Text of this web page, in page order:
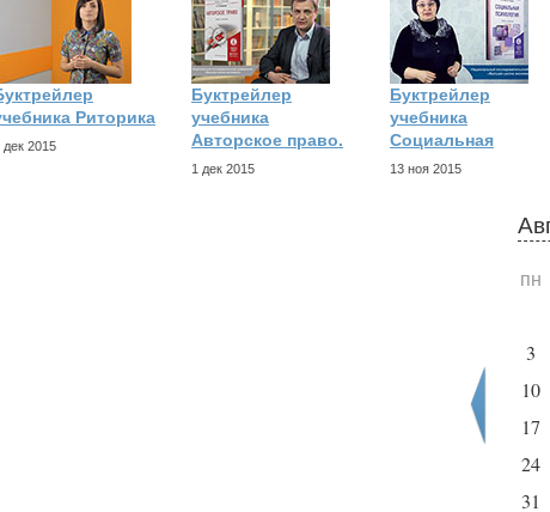
Риторика
дек 2015
Буктрейлер
учебника
Авторское право.
1 дек 2015
Буктрейлер
учебника
Социальная
13 ноя 2015
пн
3
10
17
24
31